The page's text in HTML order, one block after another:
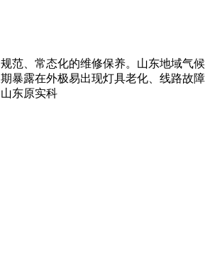
范、常态化的维修保养。山东地域气
暴露在外极易出现灯具老化、线路故
东原实科